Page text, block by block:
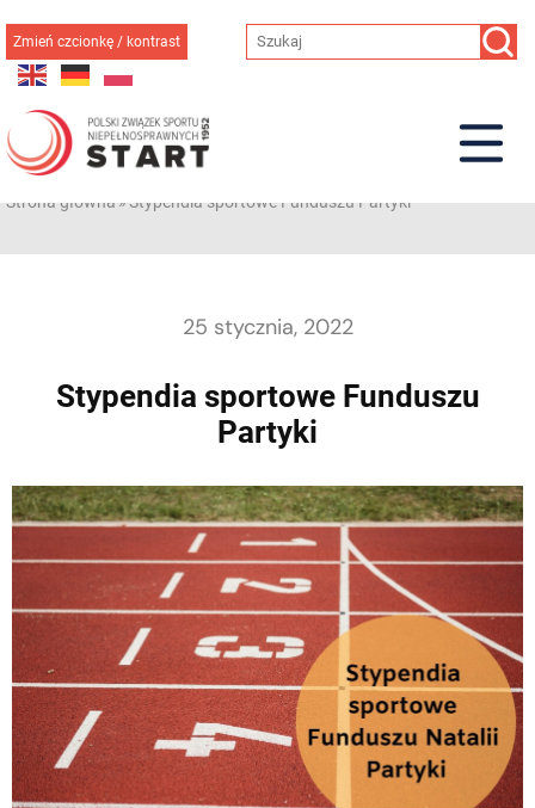
do
treści
Zmień czcionkę / kontrast
Strona główna»Stypendia sportowe Funduszu Partyki
25 stycznia, 2022
Stypendia sportowe Funduszu
Partyki